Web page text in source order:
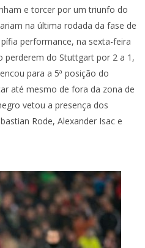
e torcer por um triunfo do
na última rodada da fase de
performance, na sexta-feira
perderem do Stuttgart por 2 a 1,
para a 5ª posição do
até mesmo de fora da zona de
vetou a presença dos
Rode, Alexander Isac e